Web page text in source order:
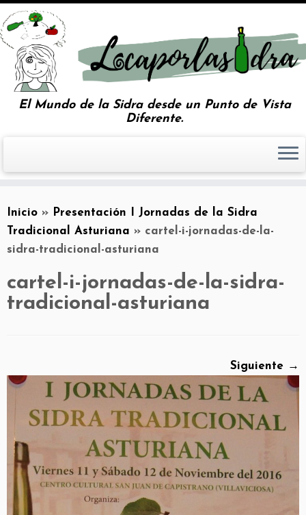
El Mundo de la Sidra desde un Punto de Vista
Diferente.
Inicio » Presentación I Jornadas de la Sidra
Tradicional Asturiana » cartel-i-jornadas-de-la-
sidra-tradicional-asturiana
cartel-i-jornadas-de-la-sidra-
tradicional-asturiana
Siguiente →